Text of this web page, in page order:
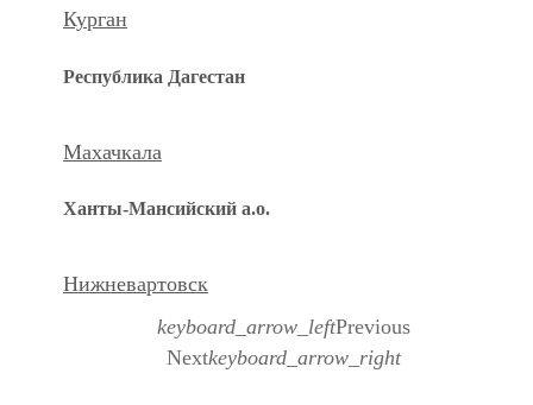
Курган
Республика Дагестан
Махачкала
Ханты-Мансийский а.о.
Нижневартовск
keyboard_arrow_leftPrevious
Nextkeyboard_arrow_right